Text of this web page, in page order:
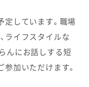
定しています。職場
ライフスタイルな
んにお話しする短
加いただけます。